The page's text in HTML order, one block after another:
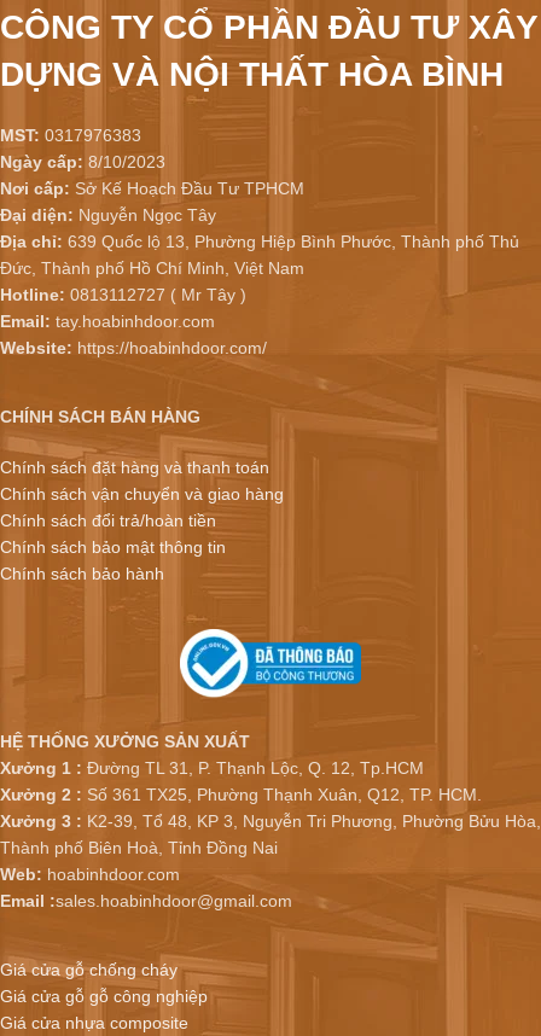
CÔNG TY CỔ PHẦN ĐẦU TƯ XÂY
DỰNG VÀ NỘI THẤT HÒA BÌNH
MST: 0317976383
Ngày cấp: 8/10/2023
Nơi cấp: Sở Kế Hoạch Đầu Tư TPHCM
Đại diện: Nguyễn Ngọc Tây
Địa chỉ: 639 Quốc lộ 13, Phường Hiệp Bình Phước, Thành phố Thủ
Đức, Thành phố Hồ Chí Minh, Việt Nam
Hotline: 0813112727 ( Mr Tây )
Email: tay.hoabinhdoor.com
Website: https://hoabinhdoor.com/
CHÍNH SÁCH BÁN HÀNG
Chính sách đặt hàng và thanh toán
Chính sách vận chuyển và giao hàng
Chính sách đổi trả/hoàn tiền
Chính sách bảo mật thông tin
Chính sách bảo hành
HỆ THỐNG XƯỞNG SẢN XUẤT
Xưởng 1 : Đường TL 31, P. Thạnh Lộc, Q. 12, Tp.HCM
Xưởng 2 : Số 361 TX25, Phường Thạnh Xuân, Q12, TP. HCM.
Xưởng 3 : K2-39, Tổ 48, KP 3, Nguyễn Tri Phương, Phường Bửu Hòa,
Thành phố Biên Hoà, Tỉnh Đồng Nai
Web: hoabinhdoor.com
Email :sales.hoabinhdoor@gmail.com
Giá cửa gỗ chống cháy
Giá cửa gỗ gỗ công nghiệp
Giá cửa nhựa composite